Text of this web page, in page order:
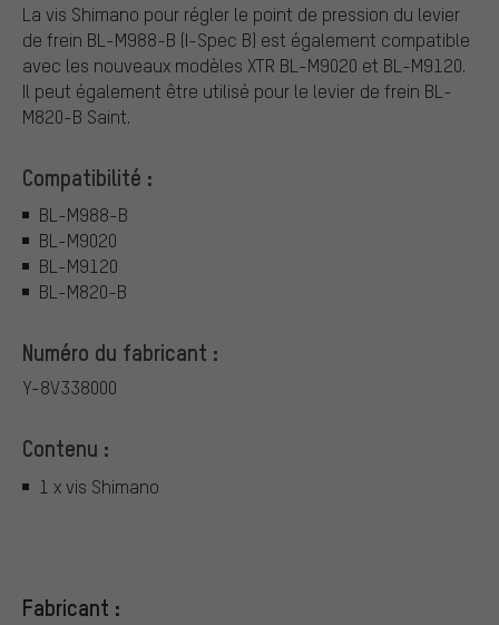
La vis Shimano pour régler le point de pression du levier
de frein BL-M988-B (I-Spec B) est également compatible
avec les nouveaux modèles XTR BL-M9020 et BL-M9120.
Il peut également être utilisé pour le levier de frein BL-
M820-B Saint.
Compatibilité :
BL-M988-B
BL-M9020
BL-M9120
BL-M820-B
Numéro du fabricant :
Y-8V338000
Contenu :
1 x vis Shimano
Fabricant :